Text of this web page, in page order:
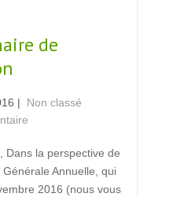
de
| Non classé
Dans la perspective de
Annuelle, qui
2016 (nous vous